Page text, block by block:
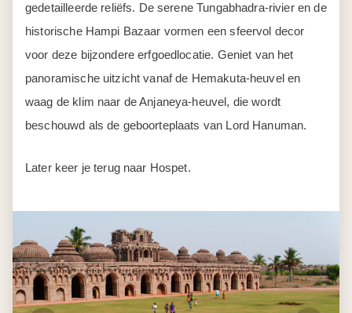
gedetailleerde reliëfs. De serene Tungabhadra-rivier en de
historische Hampi Bazaar vormen een sfeervol decor
voor deze bijzondere erfgoedlocatie. Geniet van het
panoramische uitzicht vanaf de Hemakuta-heuvel en
waag de klim naar de Anjaneya-heuvel, die wordt
beschouwd als de geboorteplaats van Lord Hanuman.
Later keer je terug naar Hospet.